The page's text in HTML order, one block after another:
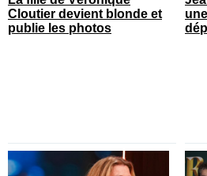
Cloutier devient blonde et
publie les photos